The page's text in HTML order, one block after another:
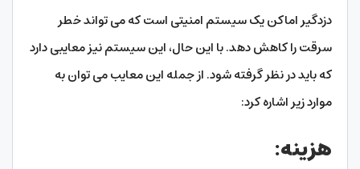
دزدگیر اماکن یک سیستم امنیتی است که می تواند خطر
سرقت را کاهش دهد. با این حال، این سیستم نیز معایبی دارد
که باید در نظر گرفته شود. از جمله این معایب می توان به
موارد زیر اشاره کرد:
هزینه: